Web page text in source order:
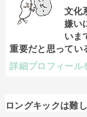
文化
嫌い
いま
重要だと思ってい
詳細プロフィール
ロングキックは難